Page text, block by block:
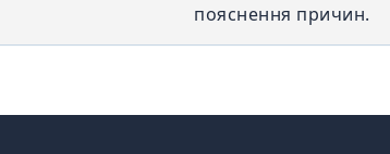
пояснення причин.